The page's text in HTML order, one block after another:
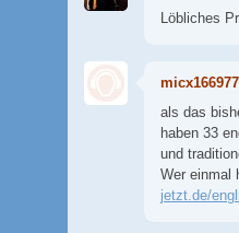
Löbliches
micx166977
als das
haben 33
und
Wer einmal
jetzt.de/